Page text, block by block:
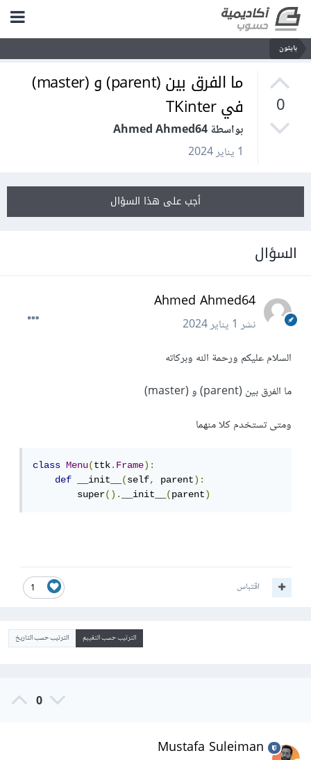
بايثون
0
ما الفرق بين (parent) و (master)
في TKinter
بواسطة Ahmed Ahmed64
1 يناير 2024
أجب على هذا السؤال
السؤال
Ahmed Ahmed64
نشر1 يناير 2024
السلام عليكم ورحمة الله وبركاته
ما الفرق بين (parent) و (master)
ومتى تستخدم كلا منهما
class Menu(ttk.Frame):
def
__init__(self, parent):
        super
(). __init__(parent)
1 اقتباس
الترتيب حسب التقييم الترتيب حسب التاريخ
0
Mustafa Suleiman